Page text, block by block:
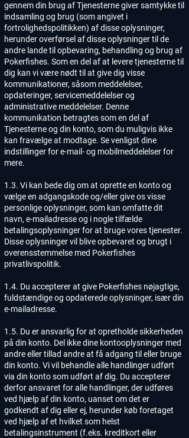
gennem din brug af Tjenesterne giver samtykke til
indsamling og brug (som angivet i
fortrolighedspolitikken) af disse oplysninger,
herunder overførsel af disse oplysninger til de
andre lande til opbevaring, behandling og brug af
Pokerfishes. Som en del af at levere tjenesterne til
dig kan vi være nødt til at give dig visse
kommunikationer, såsom meddelelser,
opdateringer, servicemeddelelser og
administrative meddelelser. Denne
kommunikation betragtes som en del af
Tjenesterne og din konto, som du muligvis ikke
kan fravælge at modtage. Se venligst dine
indstillinger for e-mail- og mobilmeddelelser for
mere.
1.3. Vi kan bede dig om at oprette en konto og
vælge en adgangskode og/eller give os visse
personlige oplysninger, som kan omfatte dit
navn, e-mailadresse og i nogle tilfælde
betalingsoplysninger for at bruge vores tjenester.
Disse oplysninger vil blive opbevaret og brugt i
overensstemmelse med Pokerfishes
privatlivspolitik.
1.4. Du accepterer at give Pokerfishes nøjagtige,
fuldstændige og opdaterede oplysninger, især din
e-mailadresse.
1.5. Du er ansvarlig for at opretholde sikkerheden
på din konto. Del ikke dine kontooplysninger med
andre eller tillad andre at få adgang til eller bruge
din konto. Vi vil behandle alle handlinger udført
via din konto som udført af dig. Du accepterer
derfor ansvaret for alle handlinger, der udføres
ved hjælp af din konto, uanset om det er
godkendt af dig eller ej, herunder køb foretaget
ved hjælp af et hvilket som helst
betalingsinstrument (f.eks. kreditkort eller